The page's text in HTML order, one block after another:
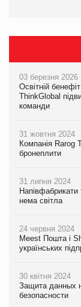
03 березня 2026
Освітній
ThinkGlobal
команди
31 жовтня 2024
Компанія Rarog
бронеплити
31 липня 2024
Напівфабрикати
нема світла
24 червня 2024
Meest Пошта і
українських
30 квітня 2024
Защита данных
безопасности